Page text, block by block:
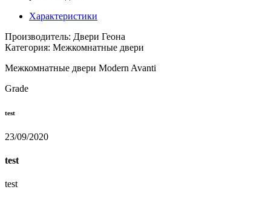
Характеристики
Производитель: Двери Геона
Категория: Межкомнатные двери
Межкомнатные двери Modern Avanti
Grade
test
23/09/2020
test
test